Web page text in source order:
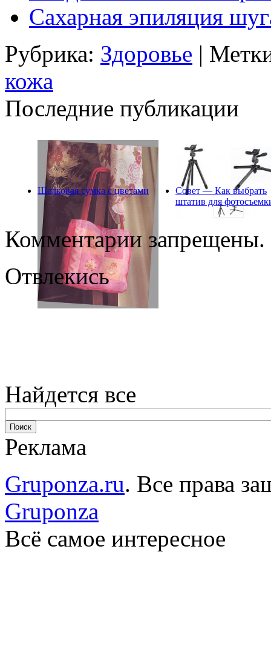
Сахарная эпиляция
Рубрика: Здоровье |
кожа
Последние публикации
Шелковая сумка с цветами
Совет — Как выбрать
штатив для
Комментарии запрещены.
Отвлекись
Найдется все
Реклама
Gruponza.ru. Все права
Gruponza
Всё самое интересное